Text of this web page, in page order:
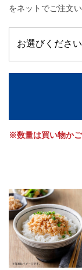
をネットでご注文
※数量は買い物かご